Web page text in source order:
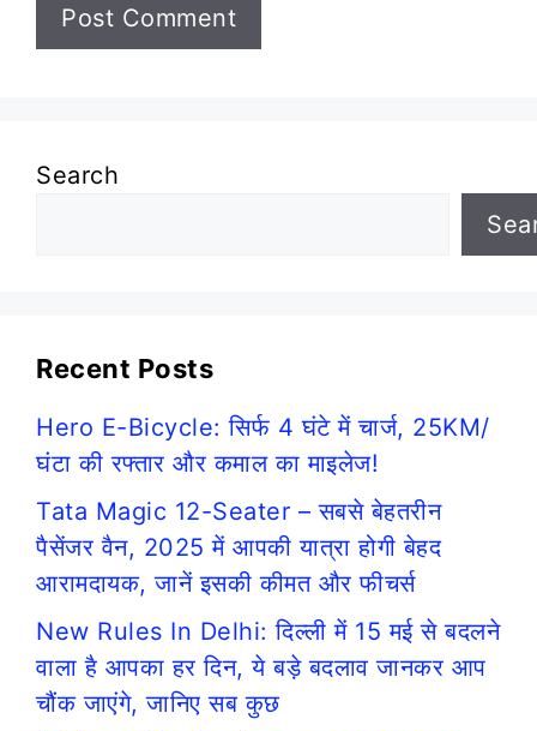
Search
Recent Posts
Hero E-Bicycle: सिर्फ 4 घंटे में चार्ज, 25KM/
घंटा की रफ्तार और कमाल का माइलेज!
Tata Magic 12-Seater – सबसे बेहतरीन
पैसेंजर वैन, 2025 में आपकी यात्रा होगी बेहद
आरामदायक, जानें इसकी कीमत और फीचर्स
New Rules In Delhi: दिल्ली में 15 मई से बदलने
वाला है आपका हर दिन, ये बड़े बदलाव जानकर आप
चौंक जाएंगे, जानिए सब कुछ